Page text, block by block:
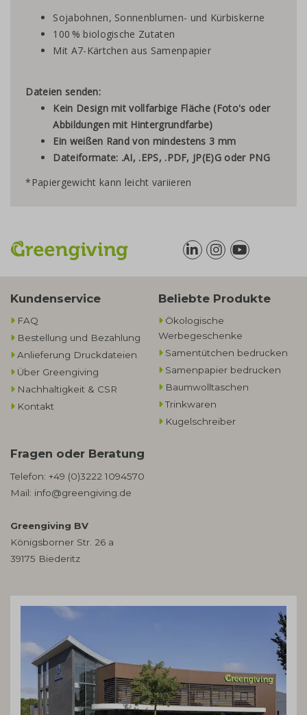
Sojabohnen, Sonnenblumen- und Kürbiskerne
100 % biologische Zutaten
Mit A7-Kärtchen aus Samenpapier
Dateien senden:
Kein Design mit vollfarbige Fläche (Foto's oder
Abbildungen mit Hintergrundfarbe)
Ein weißen Rand von mindestens 3 mm
Dateiformate: .AI, .EPS, .PDF, JP(E)G oder PNG
*Papiergewicht kann leicht variieren
Kundenservice
FAQ
Bestellung und Bezahlung
Anlieferung Druckdateien
Über Greengiving
Nachhaltigkeit & CSR
Kontakt
Beliebte Produkte
Ökologische
Werbegeschenke​
Samentütchen bedrucken
Samenpapier bedrucken
Baumwolltaschen​
Trinkwaren
Kugelschreiber
Fragen oder Beratung
Telefon: +49 (0)3222 1094570
Mail: info@greengiving.de
Greengiving BV
Königsborner Str. 26 a
39175 Biederitz